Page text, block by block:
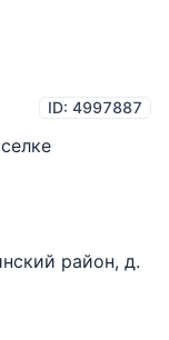
ID: 4997887
район, д.